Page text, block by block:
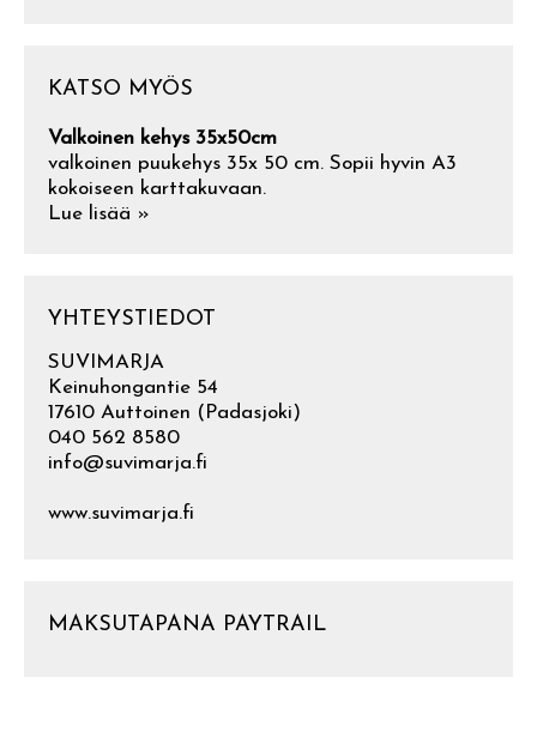
KATSO MYÖS
Valkoinen kehys 35x50cm
valkoinen puukehys 35x 50 cm. Sopii hyvin A3
kokoiseen karttakuvaan.
Lue lisää »
YHTEYSTIEDOT
SUVIMARJA
Keinuhongantie 54
17610 Auttoinen (Padasjoki)
040 562 8580
info@suvimarja.fi
www.suvimarja.fi
MAKSUTAPANA PAYTRAIL